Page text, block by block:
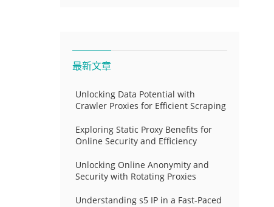
最新文章
Unlocking Data Potential with
Crawler Proxies for Efficient Scraping
Exploring Static Proxy Benefits for
Online Security and Efficiency
Unlocking Online Anonymity and
Security with Rotating Proxies
Understanding s5 IP in a Fast-Paced